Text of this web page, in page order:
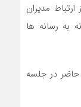
مدیران
به رسانه ها
حاضر در جلسه